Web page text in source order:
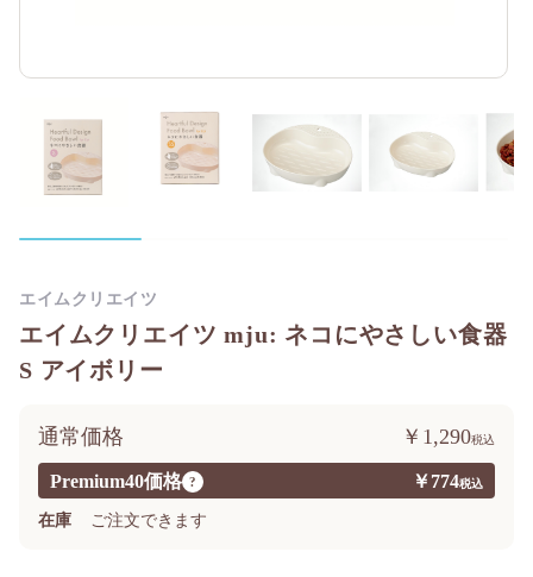
エイムクリエイツ mju: ネコにやさしい食器
S アイボリー
Premium40価格 ? ￥774
通常価格 ￥1,290
在庫 ご注文できます
エイムクリエイツ